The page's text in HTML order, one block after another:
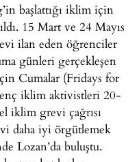
başlattığı iklim için
15 Mart ve 24 Mayıs
ilan eden öğrenciler
günleri gerçekleşen
Cumalar (Fridays for
iklim aktivistleri 20-
iklim grevi çağrısı
daha iyi örgütlemek
Lozan’da buluştu.